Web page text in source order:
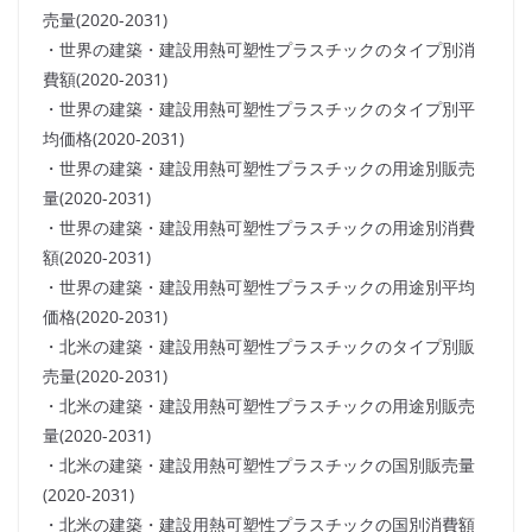
売量(2020-2031)
・世界の建築・建設用熱可塑性プラスチックのタイプ別消
費額(2020-2031)
・世界の建築・建設用熱可塑性プラスチックのタイプ別平
均価格(2020-2031)
・世界の建築・建設用熱可塑性プラスチックの用途別販売
量(2020-2031)
・世界の建築・建設用熱可塑性プラスチックの用途別消費
額(2020-2031)
・世界の建築・建設用熱可塑性プラスチックの用途別平均
価格(2020-2031)
・北米の建築・建設用熱可塑性プラスチックのタイプ別販
売量(2020-2031)
・北米の建築・建設用熱可塑性プラスチックの用途別販売
量(2020-2031)
・北米の建築・建設用熱可塑性プラスチックの国別販売量
(2020-2031)
・北米の建築・建設用熱可塑性プラスチックの国別消費額